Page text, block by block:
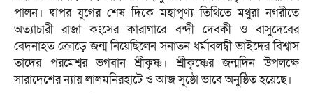
পালন। দ্বাপর যুগের শেষ দিকে মহাপুণ্য তিথিতে মথুরা নগরীতে
অত্যাচারী রাজা কংসের কারাগারে বন্দী দেবকী ও বাসুদেবের
বেদনাহত ক্রোড়ে জন্ম নিয়েছিলেন সনাতন ধর্মাবলম্বী ভাইদের বিশ্বাস
তাদের পরমেশ্বর ভগবান শ্রীকৃষ্ণ। শ্রীকৃষ্ণের জন্মদিন উপলক্ষে
সারাদেশের ন্যায় লালমনিরহাটে ও আজ সুষ্ঠো ভাবে অনুষ্ঠিত হয়েছে।